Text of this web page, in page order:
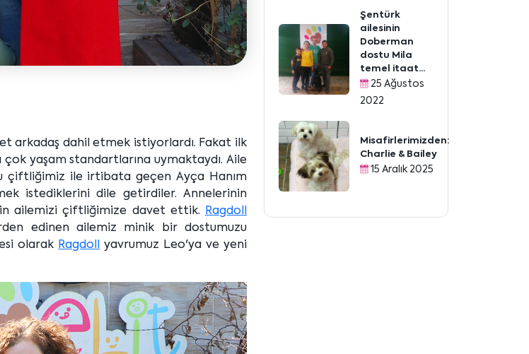
arkadaş dahil etmek istiyorlardı. Fakat ilk
yaşam standartlarına uymaktaydı. Aile
çiftliğimiz ile irtibata geçen Ayça Hanım
istediklerini dile getirdiler. Annelerinin
ailemizi çiftliğimize davet ettik. Ragdoll
edinen ailemiz minik bir dostumuzu
olarak Ragdoll yavrumuz Leo'ya ve yeni
Şentürk
ailesinin
Doberman
dostu Mila
temel itaat...
25 Ağustos
2022
Misafirlerimizden:
Charlie & Bailey
15 Aralık 2025